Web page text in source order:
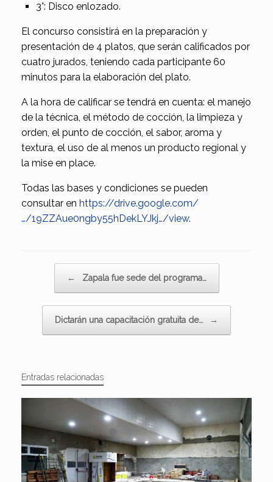
3°: Disco enlozado.
El concurso consistirá en la preparación y
presentación de 4 platos, que serán calificados por
cuatro jurados, teniendo cada participante 60
minutos para la elaboración del plato.
A la hora de calificar se tendrá en cuenta: el manejo
de la técnica, el método de cocción, la limpieza y
orden, el punto de cocción, el sabor, aroma y
textura, el uso de al menos un producto regional y
la mise en place.
Todas las bases y condiciones se pueden
consultar en https://drive.google.com/
…/19ZZAue0ngby55hDekLYJkj…/view.
← Zapala fue sede del programa…
Dictarán una capacitación gratuita de… →
Entradas relacionadas